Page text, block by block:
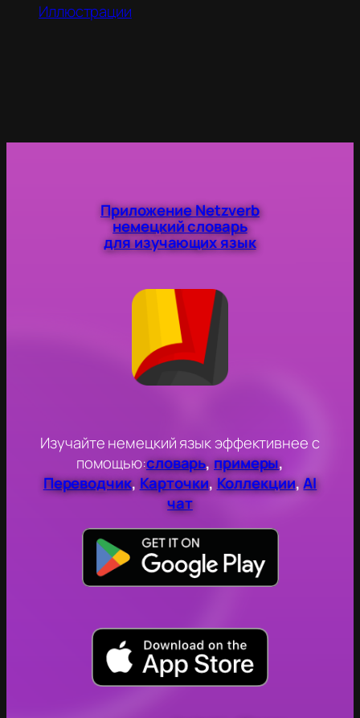
Иллюстрации
Приложение Netzverb
немецкий словарь
для изучающих язык
Изучайте немецкий язык эффективнее с
помощью:словарь,примеры,
Переводчик, Карточки, Коллекции,AI
чат